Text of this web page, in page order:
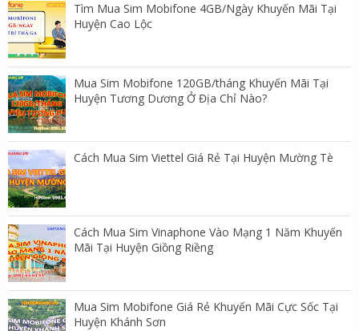
Tìm Mua Sim Mobifone 4GB/Ngày Khuyến Mãi Tại
Huyện Cao Lộc
Mua Sim Mobifone 120GB/tháng Khuyến Mãi Tại
Huyện Tương Dương Ở Địa Chỉ Nào?
Cách Mua Sim Viettel Giá Rẻ Tại Huyện Mường Tè
Cách Mua Sim Vinaphone Vào Mạng 1 Năm Khuyến
Mãi Tại Huyện Giồng Riềng
Mua Sim Mobifone Giá Rẻ Khuyến Mãi Cực Sốc Tại
Huyện Khánh Sơn